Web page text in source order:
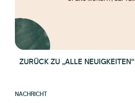
ZURÜCK ZU „ALLE NEUIGKEITEN“
NACHRICHT